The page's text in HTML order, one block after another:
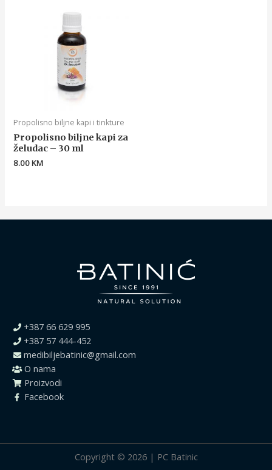
Propolisno biljne kapi i tinkture
Propolisno biljne kapi za
želudac – 30 ml
8.00KM
+387 66 629 995
+387 57 444-452
medibiljebatinic@gmail.com
O nama
Proizvodi
Facebook
Copyright © 2026 | PC Batinic